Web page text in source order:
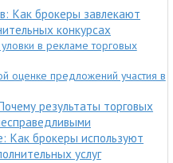
Как брокеры завлекают
конкурсах
в рекламе торговых
оценке предложений участия в
результаты торговых
Как брокеры используют
услуг